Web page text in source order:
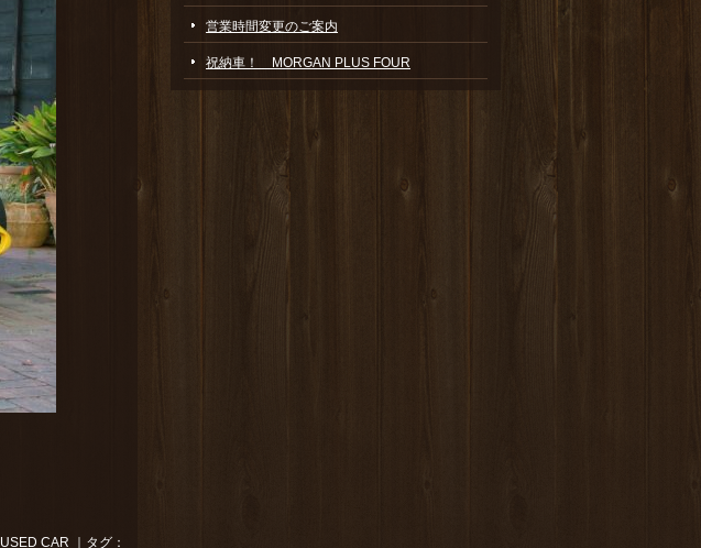
USED CAR ｜タグ：
営業時間変更のご案内
祝納車！ MORGAN PLUS FOUR